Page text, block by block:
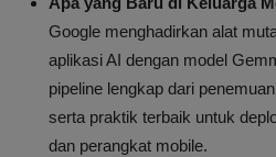
Google menghadirkan alat
aplikasi AI dengan model
pipeline lengkap dari
serta praktik terbaik untuk
dan perangkat mobile.